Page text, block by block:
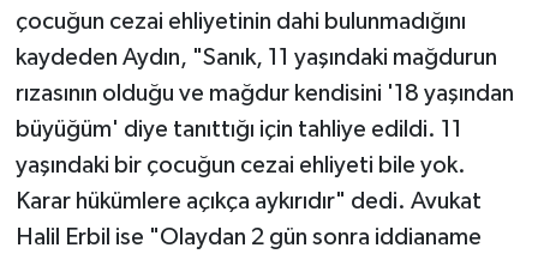
çocuğun cezai ehliyetinin dahi bulunmadığını
kaydeden Aydın, "Sanık, 11 yaşındaki mağdurun
rızasının olduğu ve mağdur kendisini '18 yaşından
büyüğüm' diye tanıttığı için tahliye edildi. 11
yaşındaki bir çocuğun cezai ehliyeti bile yok.
Karar hükümlere açıkça aykırıdır" dedi. Avukat
Halil Erbil ise "Olaydan 2 gün sonra iddianame